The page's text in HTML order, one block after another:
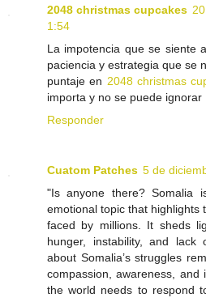
2048 christmas cupcakes
1:54
La impotencia que se siente
paciencia y estrategia que se
puntaje en 2048 christmas
importa y no se puede ignorar
Responder
Cuatom Patches 5 de
"Is anyone there? Somalia
emotional topic that highlights
faced by millions. It sheds
hunger, instability, and lack
about Somalia’s struggles
compassion, awareness,
the world needs to respond